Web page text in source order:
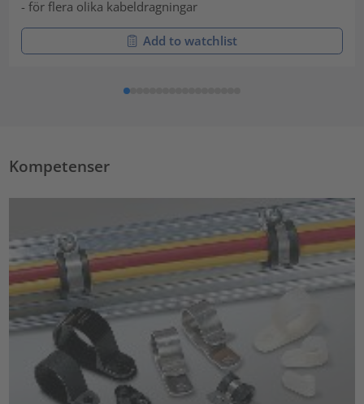
- för flera olika kabeldragningar
Add to watchlist
Kompetenser